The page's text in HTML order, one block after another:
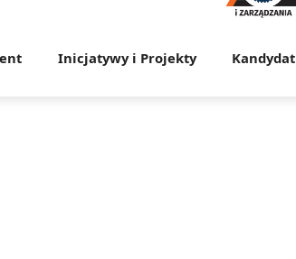
Inicjatywy i Projekty Kandydat